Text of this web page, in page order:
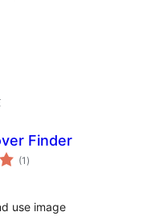
Finder
(1 total
ratings
)
use image